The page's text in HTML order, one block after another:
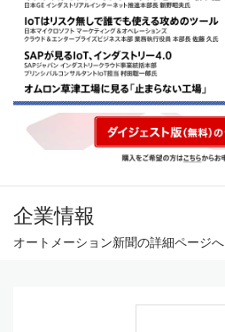
企業情報
オートメーション新聞の詳細ページへ